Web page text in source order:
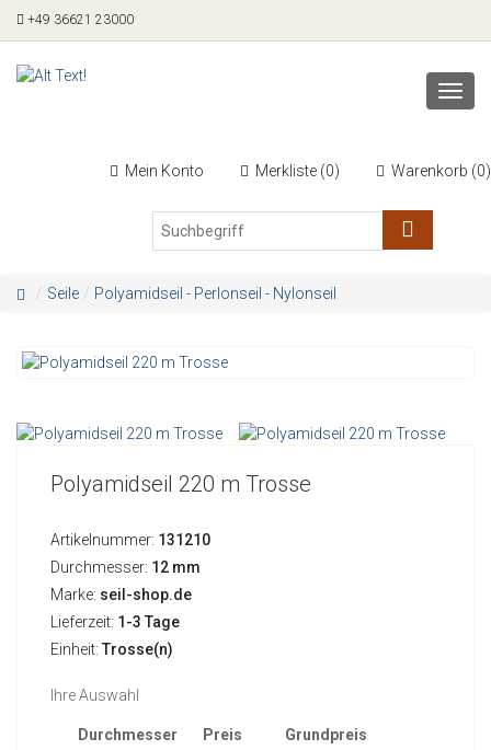
+49 36621 23000
Mein Konto Merkliste (0) Warenkorb (0)
Seile Polyamidseil - Perlonseil - Nylonseil
Polyamidseil 220 m Trosse
Artikelnummer: 131210
Durchmesser: 12 mm
Marke: seil-shop.de
Lieferzeit: 1-3 Tage
Einheit: Trosse(n)
Ihre Auswahl
Durchmesser Preis Grundpreis